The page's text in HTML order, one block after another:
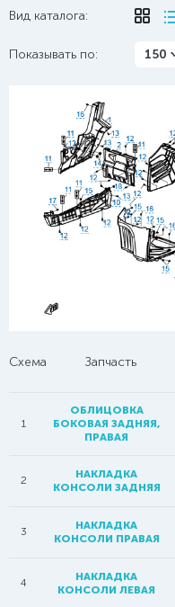
Вид каталога:
Показывать по: 150
Схема Запчасть
1
ОБЛИЦОВКА
БОКОВАЯ ЗАДНЯЯ,
ПРАВАЯ
2
НАКЛАДКА
КОНСОЛИ ЗАДНЯЯ
3
НАКЛАДКА
КОНСОЛИ ПРАВАЯ
4
НАКЛАДКА
КОНСОЛИ ЛЕВАЯ